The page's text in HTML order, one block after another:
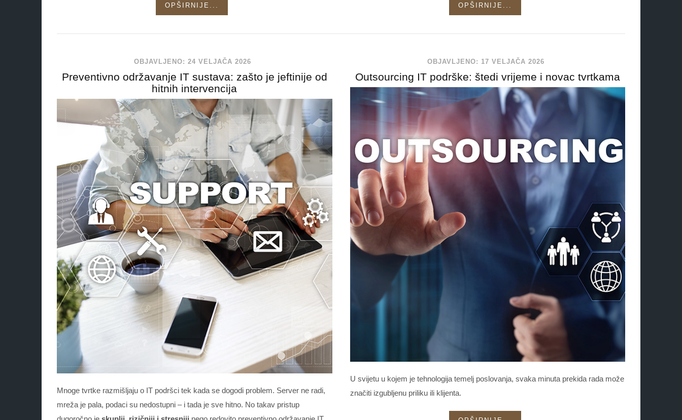
OPŠIRNIJE... OPŠIRNIJE...
OBJAVLJENO: 24 VELJAČA 2026
Preventivno održavanje IT sustava: zašto je jeftinije od
hitnih intervencija
Mnoge tvrtke razmišljaju o IT podršci tek kada se dogodi problem. Server ne radi,
mreža je pala, podaci su nedostupni – i tada je sve hitno. No takav pristup
OBJAVLJENO: 17 VELJAČA 2026
Outsourcing IT podrške: štedi vrijeme i novac tvrtkama
U svijetu u kojem je tehnologija temelj poslovanja, svaka minuta prekida rada može
značiti izgubljenu priliku ili klijenta.